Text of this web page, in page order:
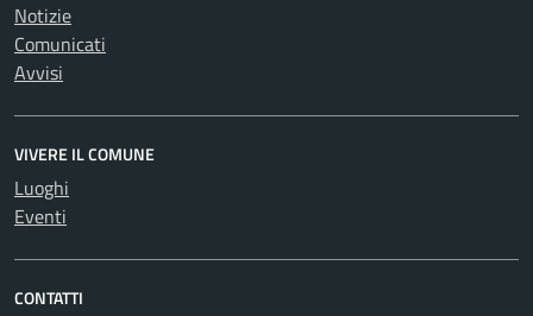
Notizie
Comunicati
Avvisi
VIVERE IL COMUNE
Luoghi
Eventi
CONTATTI